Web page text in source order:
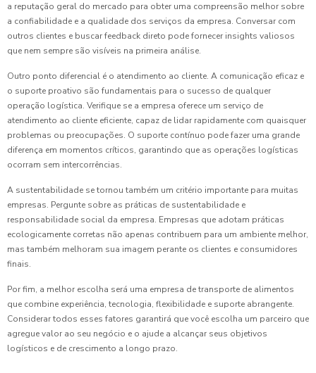
a reputação geral do mercado para obter uma compreensão melhor sobre
a confiabilidade e a qualidade dos serviços da empresa. Conversar com
outros clientes e buscar feedback direto pode fornecer insights valiosos
que nem sempre são visíveis na primeira análise.
Outro ponto diferencial é o atendimento ao cliente. A comunicação eficaz e
o suporte proativo são fundamentais para o sucesso de qualquer
operação logística. Verifique se a empresa oferece um serviço de
atendimento ao cliente eficiente, capaz de lidar rapidamente com quaisquer
problemas ou preocupações. O suporte contínuo pode fazer uma grande
diferença em momentos críticos, garantindo que as operações logísticas
ocorram sem intercorrências.
A sustentabilidade se tornou também um critério importante para muitas
empresas. Pergunte sobre as práticas de sustentabilidade e
responsabilidade social da empresa. Empresas que adotam práticas
ecologicamente corretas não apenas contribuem para um ambiente melhor,
mas também melhoram sua imagem perante os clientes e consumidores
finais.
Por fim, a melhor escolha será uma empresa de transporte de alimentos
que combine experiência, tecnologia, flexibilidade e suporte abrangente.
Considerar todos esses fatores garantirá que você escolha um parceiro que
agregue valor ao seu negócio e o ajude a alcançar seus objetivos
logísticos e de crescimento a longo prazo.